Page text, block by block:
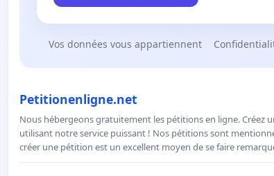
Vos données vous appartiennent
Petitionenligne.net
Nous hébergeons gratuitement les pétitions en ligne. Créez
utilisant notre service puissant ! Nos pétitions sont
créer une pétition est un excellent moyen de se faire